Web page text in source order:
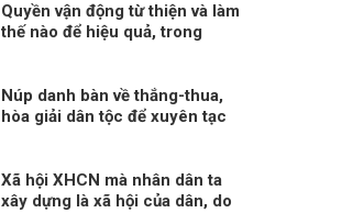
Quyền vận động từ thiện và làm
thế nào để hiệu quả, trong
Núp danh bàn về thắng-thua,
hòa giải dân tộc để xuyên tạc
Xã hội XHCN mà nhân dân ta
xây dựng là xã hội của dân, do